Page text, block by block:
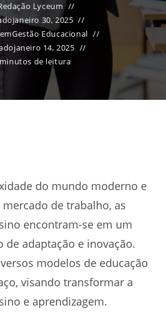
Lyceum
janeiro 30, 2025
Gestão Educacional
janeiro 14, 2025
de leitura
do mundo moderno e
de trabalho, as
encontram-se em um
de adaptação e inovação.
modelos de educação
visando transformar a
e aprendizagem.